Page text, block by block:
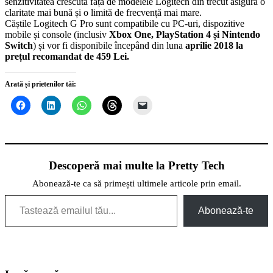
claritate mai bună și o limită de frecvență mai mare.
Căștile Logitech G Pro sunt compatibile cu PC-uri, dispozitive
mobile și console (inclusiv Xbox One, PlayStation 4 și Nintendo
Switch) și vor fi disponibile începând din luna aprilie 2018 la
prețul recomandat de 459 Lei.
Arată și prietenilor tăi:
Descoperă mai multe la Pretty Tech
Abonează-te ca să primești ultimele articole prin email.
Tastează emailul tău...
Abonează-te